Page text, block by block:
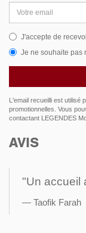
email
J'accepte de
Je ne souhaite pas
L'email recueilli est utilisé
promotionnelles. Vous
contactant LEGENDES
AVIS
"Un accueil
Taofik Farah